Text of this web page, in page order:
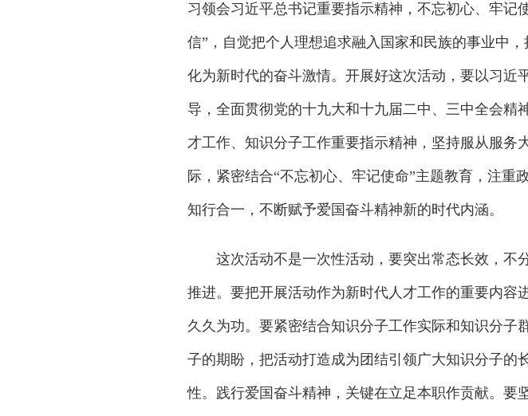
习领会习近平总书记重要指示精神，不忘初心、牢记
信”，自觉把个人理想追求融入国家和民族的事业中
化为新时代的奋斗激情。开展好这次活动，要以习近
导，全面贯彻党的十九大和十九届二中、三中全会精
才工作、知识分子工作重要指示精神，坚持服从服务
际，紧密结合“不忘初心、牢记使命”主题教育，注重
知行合一，不断赋予爱国奋斗精神新的时代内涵。
这次活动不是一次性活动，要突出常态长效，不
推进。要把开展活动作为新时代人才工作的重要内容
久久为功。要紧密结合知识分子工作实际和知识分子
子的期盼，把活动打造成为团结引领广大知识分子的
性。践行爱国奋斗精神，关键在立足本职作贡献。要